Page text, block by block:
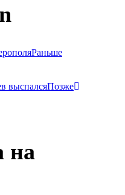
Раньше
выспалсяПозже
на